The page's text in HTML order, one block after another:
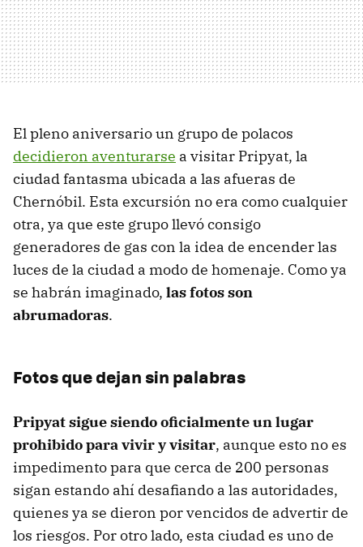
El pleno aniversario un grupo de polacos
decidieron aventurarse a visitar Pripyat, la
ciudad fantasma ubicada a las afueras de
Chernóbil. Esta excursión no era como cualquier
otra, ya que este grupo llevó consigo
generadores de gas con la idea de encender las
luces de la ciudad a modo de homenaje. Como ya
se habrán imaginado, las fotos son
abrumadoras.
Fotos que dejan sin palabras
Pripyat sigue siendo oficialmente un lugar
prohibido para vivir y visitar, aunque esto no es
impedimento para que cerca de 200 personas
sigan estando ahí desafiando a las autoridades,
quienes ya se dieron por vencidos de advertir de
los riesgos. Por otro lado, esta ciudad es uno de